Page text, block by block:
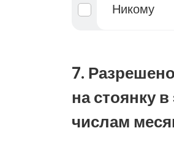
Никому
7.
на стоянку
числам